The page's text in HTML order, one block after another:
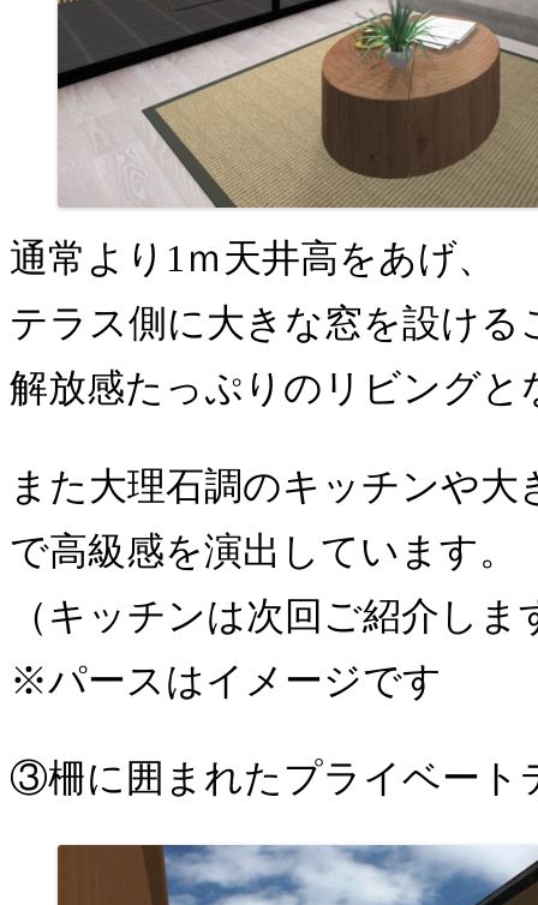
通常より1ｍ天井高をあげ、
テラス側に大きな窓を設ける
解放感たっぷりのリビング
また大理石調のキッチンや
で高級感を演出しています。
（キッチンは次回ご紹介しま
※パースはイメージです
③柵に囲まれたプライベート